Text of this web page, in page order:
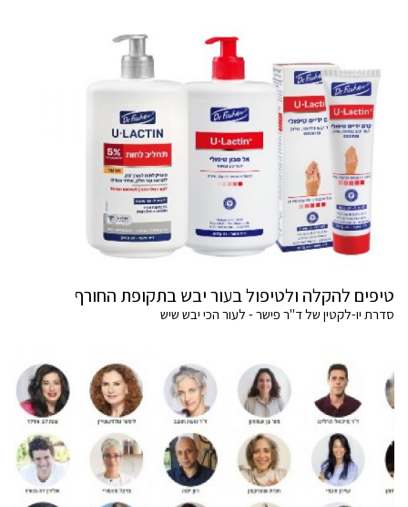
טיפים להקלה ולטיפול בעור יבש בתקופת החורף
סדרת יו-לקטין של ד"ר פישר - לעור הכי יבש שיש